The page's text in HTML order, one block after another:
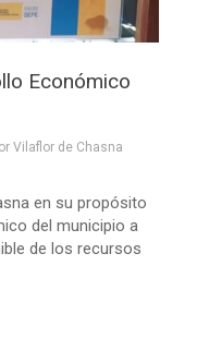
Económico
Vilaflor de Chasna
en su propósito
del municipio a
de los recursos